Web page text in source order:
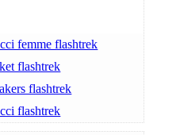
femme flashtrek
flashtrek
flashtrek
flashtrek